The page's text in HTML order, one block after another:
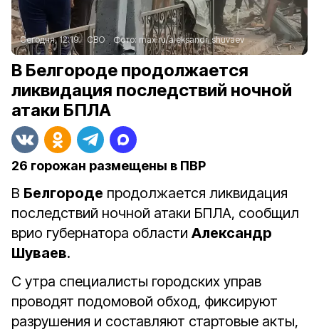
Сегодня, 12:19 СВО Фото: max.ru/aleksandr_shuvaev
В Белгороде продолжается
ликвидация последствий ночной
атаки БПЛА
26 горожан размещены в ПВР
В Белгороде продолжается ликвидация
последствий ночной атаки БПЛА, сообщил
врио губернатора области Александр
Шуваев.
С утра специалисты городских управ
проводят подомовой обход, фиксируют
разрушения и составляют стартовые акты,